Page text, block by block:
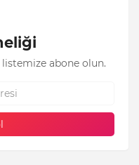
listemize abone olun.